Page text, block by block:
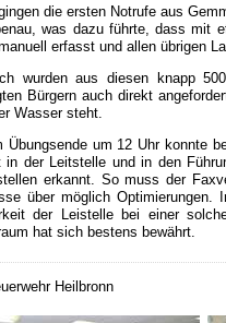
die ersten Notrufe aus
was dazu führte, dass mit
erfasst und allen übrigen
wurden aus diesen knapp
Bürgern auch direkt
Wasser steht.
Übungsende um 12 Uhr konnte
in der Leitstelle und in den
erkannt. So muss der
über möglich
der Leistelle bei einer
hat sich bestens bewährt.
Heilbronn